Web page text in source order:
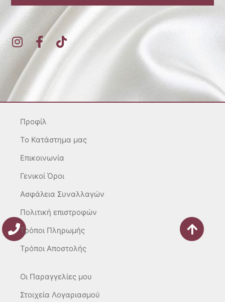
I
n
t
a
g
a
m
F
a
c
e
b
o
k
-
T
k
Προφίλ
To Κατάστημα μας
Επικοινωνία
Γενικοί Όροι
Ασφάλεια Συναλλαγών
Πολιτική επιστροφών
Τρόποι Πληρωμής
Τρόποι Αποστολής
Οι Παραγγελίες μου
Στοιχεία Λογαριασμού